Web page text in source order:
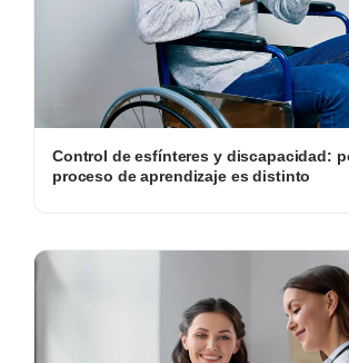
Control de esfínteres y discapacidad:
proceso de aprendizaje es distinto